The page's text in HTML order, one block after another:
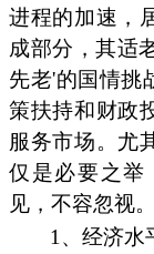
进程的加速，
成部分，其适
先老'的国情挑
策扶持和财政
服务市场。尤
仅是必要之举
见，不容忽视。
1、经济水